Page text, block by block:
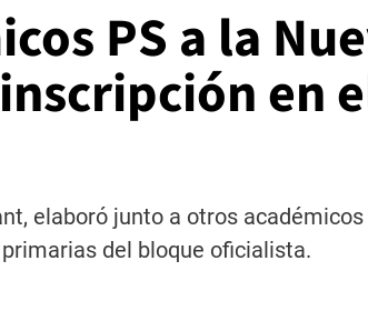
PS a la
en
elaboró junto a otros académicos
del bloque oficialista.